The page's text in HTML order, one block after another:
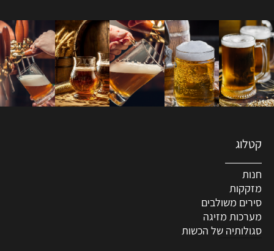
קטלוג
חנות
מזקקות
סירים משולבים
מערכות מזיגה
סגולותיה של הכשות